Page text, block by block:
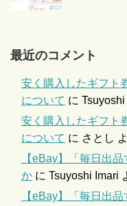
最近のコメント
安く購入したギフト
について に Tsuyoshi
安く購入したギフト
について に さとし
【eBay】「毎日出
か に Tsuyoshi Imari
【eBay】「毎日出